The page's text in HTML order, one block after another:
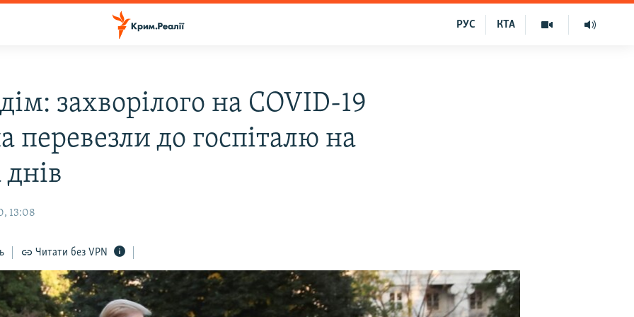
КТА
РУС
захворілого на COVID-19
перевезли до госпіталю на
днів
13:08
Читати без VPN